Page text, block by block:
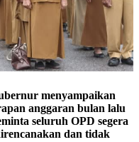
menyampaikan
anggaran bulan lalu
seluruh OPD segera
dan tidak